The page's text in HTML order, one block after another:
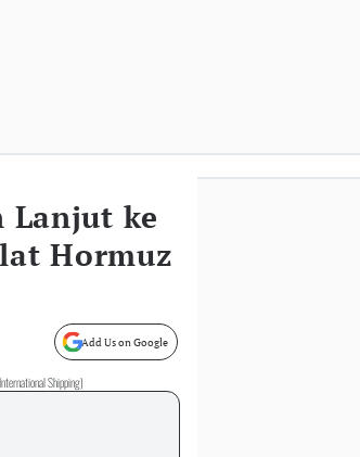
Lanjut ke
Hormuz
Add Us on Google
Shipping)